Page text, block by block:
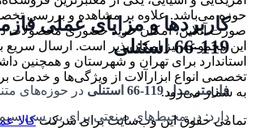
کاربردها و مزایای عملی
119-66 استنلی
فازمتر مدل 119-66 استنلی
در حوزه‌های
دارد: در محیط‌های صنعتی برای بررسی
حوزه می‌باشد. علاوه بر مشاهده و بررسی
صورت آنلاین، امکان خرید حضوری محصولات
این مجموعه نیز امکان‌پذیر است. ارسال سریع
استاندارد برای تهران و شهرستان و همچنین
تخصصی انواع ابزارآلات از ویژگی‌ها و خدمات
به شمار می‌رود.
تمامی حقوق این وب‌سایت برای شرکتکالا